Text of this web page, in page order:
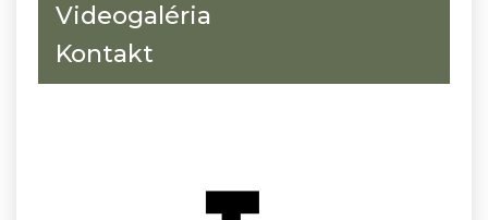
Videogaléria
Kontakt